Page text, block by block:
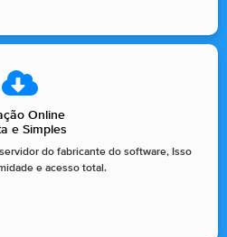
Online
e Simples
do fabricante do software, Isso
e acesso total.